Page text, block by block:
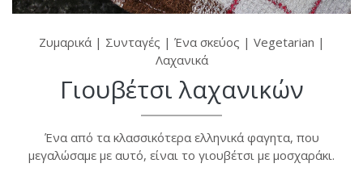
Ζυμαρικά| Συνταγές | Ένα σκεύος | Vegetarian |
Λαχανικά
Γιουβέτσι λαχανικών
Ένα από τα κλασσικότερα ελληνικά φαγητα, που
μεγαλώσαμε με αυτό, είναι το γιουβέτσι με μοσχαράκι.